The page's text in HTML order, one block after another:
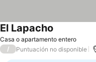
Casa o apartamento entero
El Lapacho
/ Puntuación no disponible